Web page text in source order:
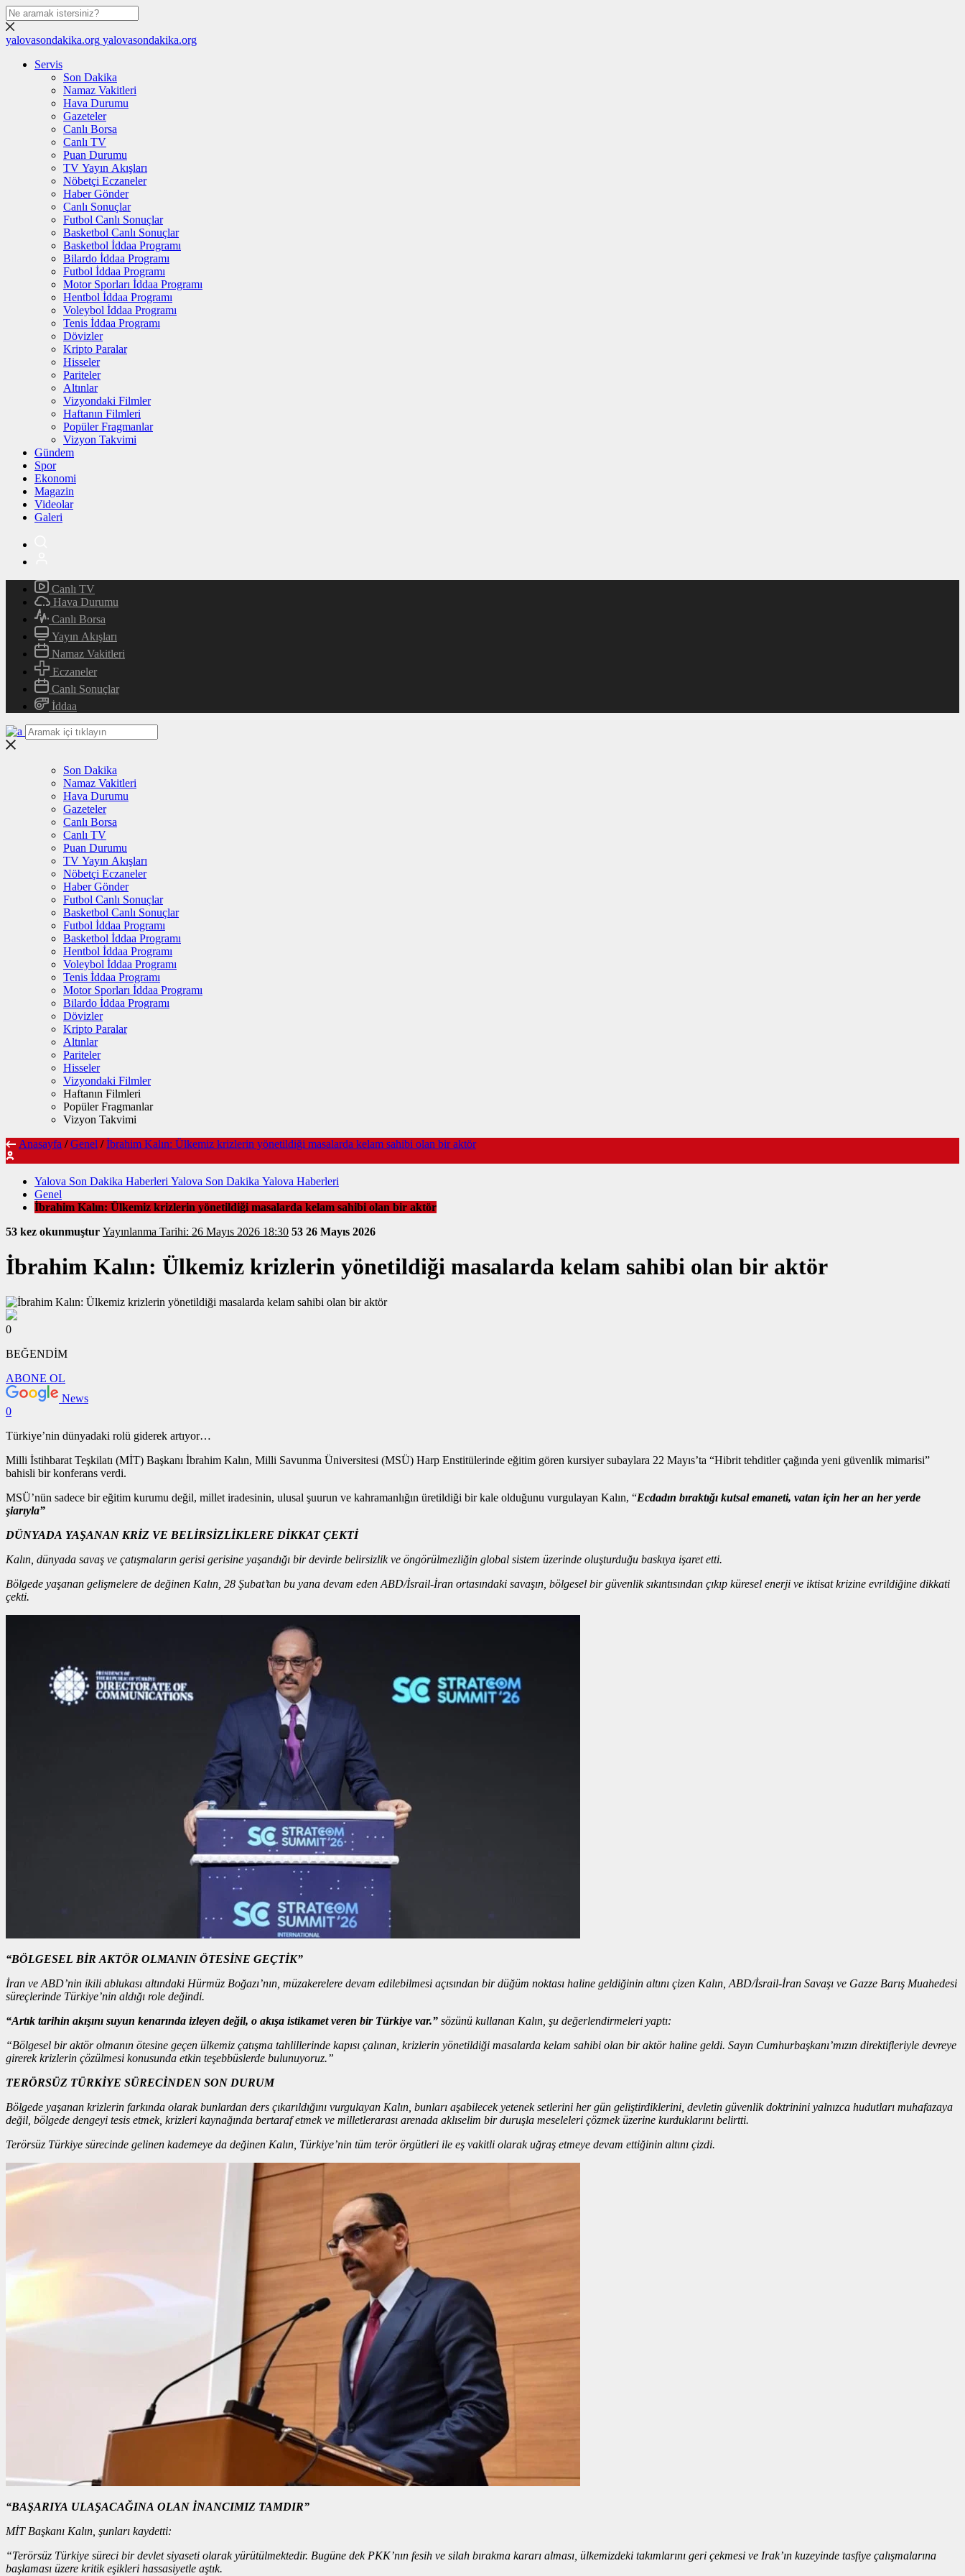
yalovasondakika.org yalovasondakika.org
Servis
Son Dakika
Namaz Vakitleri
Hava Durumu
Gazeteler
Canlı Borsa
Canlı TV
Puan Durumu
TV Yayın Akışları
Nöbetçi Eczaneler
Haber Gönder
Canlı Sonuçlar
Futbol Canlı Sonuçlar
Basketbol Canlı Sonuçlar
Basketbol İddaa Programı
Bilardo İddaa Programı
Futbol İddaa Programı
Motor Sporları İddaa Programı
Hentbol İddaa Programı
Voleybol İddaa Programı
Tenis İddaa Programı
Dövizler
Kripto Paralar
Hisseler
Pariteler
Altınlar
Vizyondaki Filmler
Haftanın Filmleri
Popüler Fragmanlar
Vizyon Takvimi
Gündem
Spor
Ekonomi
Magazin
Videolar
Galeri
Canlı TV
Hava Durumu
Canlı Borsa
Yayın Akışları
Namaz Vakitleri
Eczaneler
Canlı Sonuçlar
İddaa
Son Dakika
Namaz Vakitleri
Hava Durumu
Gazeteler
Canlı Borsa
Canlı TV
Puan Durumu
TV Yayın Akışları
Nöbetçi Eczaneler
Haber Gönder
Futbol Canlı Sonuçlar
Basketbol Canlı Sonuçlar
Futbol İddaa Programı
Basketbol İddaa Programı
Hentbol İddaa Programı
Voleybol İddaa Programı
Tenis İddaa Programı
Motor Sporları İddaa Programı
Bilardo İddaa Programı
Dövizler
Kripto Paralar
Altınlar
Pariteler
Hisseler
Vizyondaki Filmler
Haftanın Filmleri
Popüler Fragmanlar
Vizyon Takvimi
Anasayfa / Genel / İbrahim Kalın: Ülkemiz krizlerin yönetildiği masalarda kelam sahibi olan bir aktör
Yalova Son Dakika Haberleri Yalova Son Dakika Yalova Haberleri
Genel
İbrahim Kalın: Ülkemiz krizlerin yönetildiği masalarda kelam sahibi olan bir aktör
53 kez okunmuştur
Yayınlanma Tarihi: 26 Mayıs 2026 18:30 53 26 Mayıs 2026
İbrahim Kalın: Ülkemiz krizlerin yönetildiği masalarda kelam sahibi olan bir aktör
0
BEĞENDİM
ABONE OL
News
0
Türkiye’nin dünyadaki rolü giderek artıyor…
Milli İstihbarat Teşkilatı (MİT) Başkanı İbrahim Kalın, Milli Savunma Üniversitesi (MSÜ) Harp Enstitülerinde eğitim gören kursiyer subaylara 22 Mayıs’ta “Hibrit tehditler çağında yeni güvenlik mimarisi”
bahisli bir konferans verdi.
MSÜ’nün sadece bir eğitim kurumu değil, millet iradesinin, ulusal şuurun ve kahramanlığın üretildiği bir kale olduğunu vurgulayan Kalın, “Ecdadın bıraktığı kutsal emaneti, vatan için her an her yerde
şiarıyla”
DÜNYADA YAŞANAN KRİZ VE BELİRSİZLİKLERE DİKKAT ÇEKTİ
Kalın, dünyada savaş ve çatışmaların gerisi gerisine yaşandığı bir devirde belirsizlik ve öngörülmezliğin global sistem üzerinde oluşturduğu baskıya işaret etti.
Bölgede yaşanan gelişmelere de değinen Kalın, 28 Şubat’tan bu yana devam eden ABD/İsrail-İran ortasındaki savaşın, bölgesel bir güvenlik sıkıntısından çıkıp küresel enerji ve iktisat krizine evrildiğine dikkati
çekti.
“BÖLGESEL BİR AKTÖR OLMANIN ÖTESİNE GEÇTİK”
İran ve ABD’nin ikili ablukası altındaki Hürmüz Boğazı’nın, müzakerelere devam edilebilmesi açısından bir düğüm noktası haline geldiğinin altını çizen Kalın, ABD/İsrail-İran Savaşı ve Gazze Barış Muahedesi
süreçlerinde Türkiye’nin aldığı role değindi.
“Artık tarihin akışını suyun kenarında izleyen değil, o akışa istikamet veren bir Türkiye var.” sözünü kullanan Kalın, şu değerlendirmeleri yaptı:
“Bölgesel bir aktör olmanın ötesine geçen ülkemiz çatışma tahlillerinde kapısı çalınan, krizlerin yönetildiği masalarda kelam sahibi olan bir aktör haline geldi. Sayın Cumhurbaşkanı’mızın direktifleriyle devreye
girerek krizlerin çözülmesi konusunda etkin teşebbüslerde bulunuyoruz.”
TERÖRSÜZ TÜRKİYE SÜRECİNDEN SON DURUM
Bölgede yaşanan krizlerin farkında olarak bunlardan ders çıkarıldığını vurgulayan Kalın, bunları aşabilecek yetenek setlerini her gün geliştirdiklerini, devletin güvenlik doktrinini yalnızca hudutları muhafazaya
değil, bölgede dengeyi tesis etmek, krizleri kaynağında bertaraf etmek ve milletlerarası arenada aklıselim bir duruşla meseleleri çözmek üzerine kurduklarını belirtti.
Terörsüz Türkiye sürecinde gelinen kademeye da değinen Kalın, Türkiye’nin tüm terör örgütleri ile eş vakitli olarak uğraş etmeye devam ettiğinin altını çizdi.
“BAŞARIYA ULAŞACAĞINA OLAN İNANCIMIZ TAMDIR”
MİT Başkanı Kalın, şunları kaydetti:
“Terörsüz Türkiye süreci bir devlet siyaseti olarak yürütülmektedir. Bugüne dek PKK’nın fesih ve silah bırakma kararı alması, ülkemizdeki takımlarını geri çekmesi ve Irak’ın kuzeyinde tasfiye çalışmalarına
başlaması üzere kritik eşikleri hassasiyetle aştık.